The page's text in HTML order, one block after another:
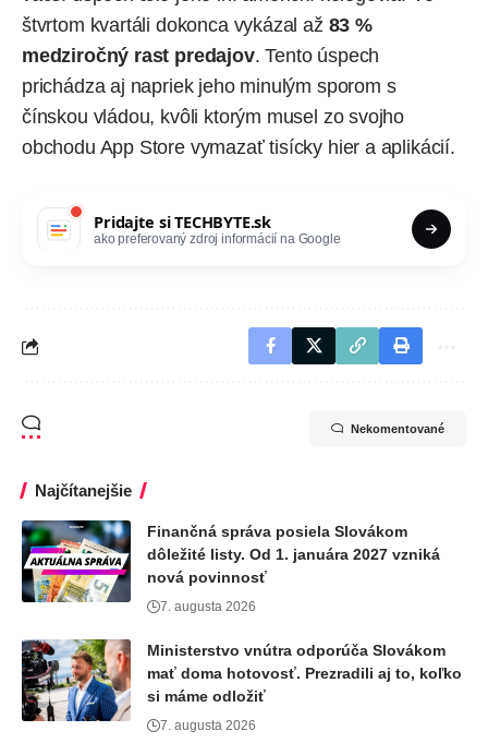
štvrtom kvartáli dokonca vykázal až 83 %
medziročný rast predajov. Tento úspech
prichádza aj napriek jeho minulým sporom s
čínskou vládou, kvôli ktorým musel zo svojho
obchodu App Store vymazať tisícky hier a aplikácií.
Pridajte siTECHBYTE.sk
ako preferovaný zdroj informácií na Google
Nekomentované
Najčítanejšie
Finančná správa posiela Slovákom
dôležité listy. Od 1. januára 2027 vzniká
nová povinnosť
7. augusta 2026
Ministerstvo vnútra odporúča Slovákom
mať doma hotovosť. Prezradili aj to, koľko
si máme odložiť
7. augusta 2026